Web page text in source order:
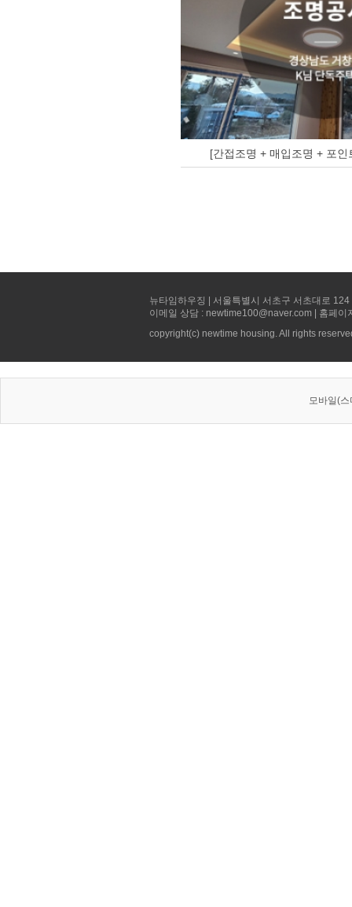
[간접조명 + 매입조명 + 포
뉴타임하우징 | 서울특별시 서초구 서초대로
이메일 상담 : newtime100@naver.com | 홈페
copyright(c) newtime housing. All rights
모바일(